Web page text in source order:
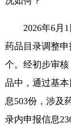
2026年6月1
药品目录调整
个。经初步审
品中，通过基
息503份，涉及
录内申报信息